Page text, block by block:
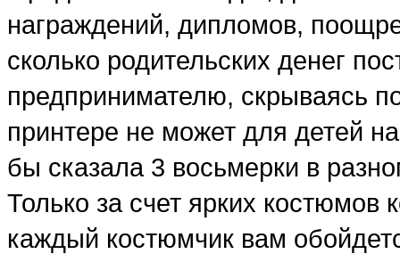
награждений, дипломов,
сколько родительских денег
предпринимателю, скрываясь
принтере не может для детей
бы сказала 3 восьмерки в
Только за счет ярких
каждый костюмчик вам